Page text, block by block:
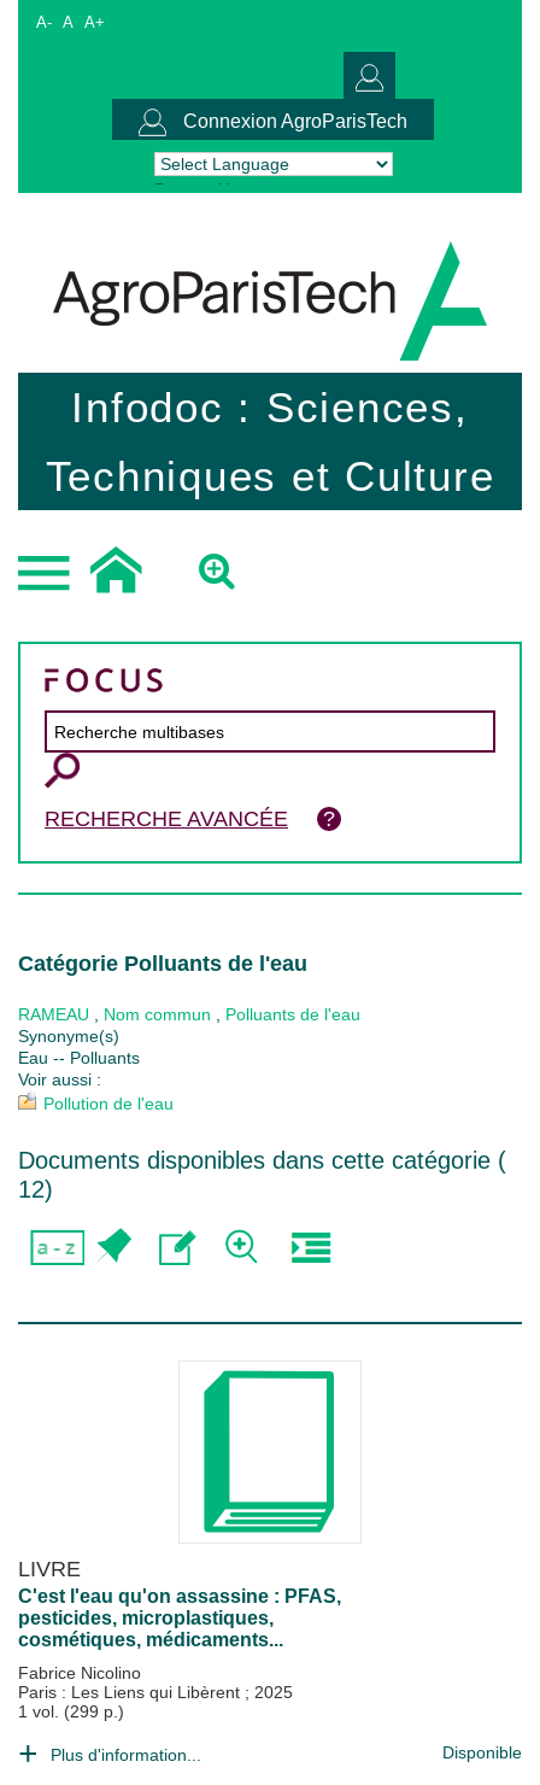
A- A A+
Connexion AgroParisTech
Powered by Translate
Infodoc : Sciences,
Techniques et Culture
RECHERCHE AVANCÉE
Catégorie Polluants de l'eau
RAMEAU Nom commun
Polluants de l'eau
Synonyme(s)
Eau -- Polluants
Voir aussi :
Pollution de l'eau
Documents disponibles dans cette catégorie (
12)
LIVRE
C'est l'eau qu'on assassine : PFAS,
pesticides, microplastiques,
cosmétiques, médicaments...
Fabrice Nicolino
Paris : Les Liens qui Libèrent ; 2025
1 vol. (299 p.)
Plus d'information... Disponible